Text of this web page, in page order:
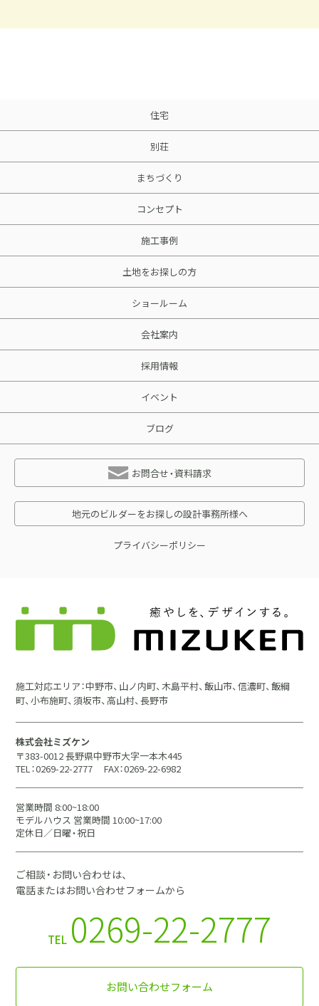
住宅
別荘
まちづくり
コンセプト
施工事例
土地をお探しの方
ショールーム
会社案内
採用情報
イベント
ブログ
お問合せ・資料請求
地元のビルダーをお探しの設計事務所様へ
プライバシーポリシー
施工対応エリア：中野市、山ノ内町、木島平村、飯山市、信濃町、飯綱
町、小布施町、須坂市、高山村、長野市
株式会社ミズケン
〒383-0012 長野県中野市大字一本木445
TEL：0269-22-2777
FAX：0269-22-6982
営業時間 8:00~18:00
モデルハウス 営業時間 10:00~17:00
定休日／日曜・祝日
ご相談・お問い合わせは、
電話またはお問い合わせフォームから
TEL 0269-22-2777
お問い合わせフォーム